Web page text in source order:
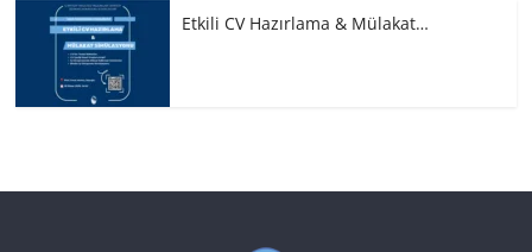
Etkili CV Hazırlama & Mülakat…